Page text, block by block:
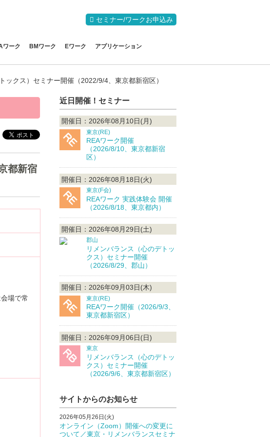
セミナー/ワークお申込み
ワーク BMワーク Eワーク アプリケーション
ックス）セミナー開催（2022/9/4、東京都新宿区）
都新宿
場で常
近日開催！セミナー
開催日：2026年08月10日(月)
東京(RE)
REAワーク開催
（2026/8/10、東京都新宿
区）
開催日：2026年08月18日(火)
東京(F会)
REAワーク 実践体験会 開催
（2026/8/18、東京都内）
開催日：2026年08月29日(土)
郡山
リメンバランス（心のデトッ
クス）セミナー開催
（2026/8/29、郡山）
開催日：2026年09月03日(木)
東京(RE)
REAワーク開催（2026/9/3、
東京都新宿区）
開催日：2026年09月06日(日)
東京
リメンバランス（心のデトッ
クス）セミナー開催
（2026/9/6、東京都新宿区）
サイトからのお知らせ
2026年05月26日(火)
オンライン（Zoom）開催への変更に
ついて／東京・リメンバランスセミナ